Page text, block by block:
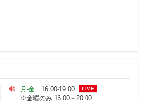
月-金 16:00-19:00 LIVE
※金曜のみ 16:00－20:00